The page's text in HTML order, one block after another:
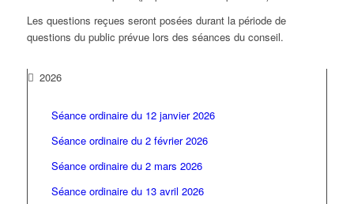
Les questions reçues seront posées durant la période de
questions du public prévue lors des séances du conseil.
2026
Séance ordinaire du 12 janvier 2026
Séance ordinaire du 2 février 2026
Séance ordinaire du 2 mars 2026
Séance ordinaire du 13 avril 2026